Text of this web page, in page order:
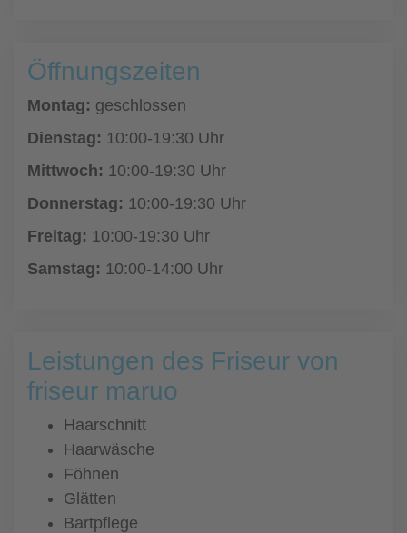
Öffnungszeiten
Montag: geschlossen
Dienstag: 10:00-19:30 Uhr
Mittwoch: 10:00-19:30 Uhr
Donnerstag: 10:00-19:30 Uhr
Freitag: 10:00-19:30 Uhr
Samstag: 10:00-14:00 Uhr
Leistungen des Friseur von
friseur maruo
Haarschnitt
Haarwäsche
Föhnen
Glätten
Bartpflege